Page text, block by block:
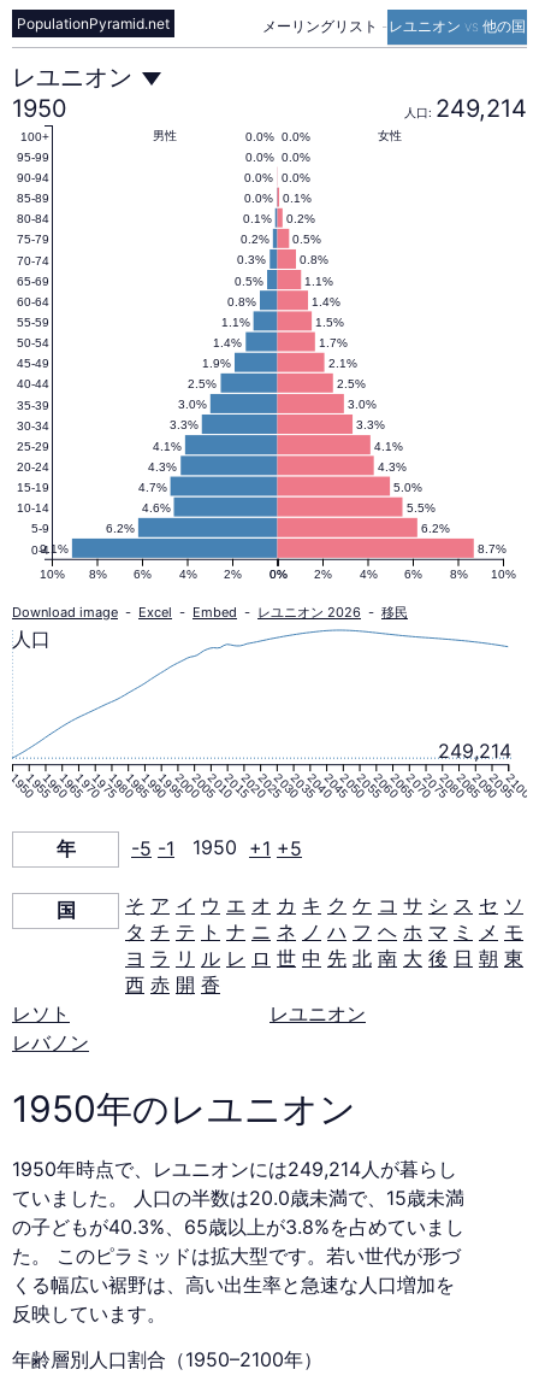
メーリングリスト - レユニオン vs 他の国
PopulationPyramid.net
レ
ユ
ニ
オ
ン
の
人
口
ピ
ラ
ミ
ッ
ド
1950
年
レユニオン
1950
人口: 249,214
8.7%
9.1%
6.2%
6.2%
5.5%
4.6%
5.0%
4.7%
4.3%
4.3%
4.1%
4.1%
3.3%
3.3%
3.0%
3.0%
2.5%
2.5%
2.1%
1.9%
1.7%
1.4%
1.5%
1.1%
1.4%
0.8%
1.1%
0.5%
0.8%
0.3%
0.5%
0.2%
0.2%
0.1%
0.1%
0.0%
0.0%
0.0%
0.0%
0.0%
0.0%
0.0% 女性
男性
0% 2% 4% 6% 8% 10%
10% 8% 6% 4% 2% 0%
0-4
5-9
10-14
15-19
20-24
25-29
30-34
35-39
40-44
45-49
50-54
55-59
60-64
65-69
70-74
75-79
80-84
85-89
90-94
95-99
100+
Download image - Excel - Embed - レユニオン 2026 - 移民
1950195519601965197019751980198519901995200020052010201520202025203020352040204520502055206020652070207520802085209020952100
249,214
人口
年 -5 -1 1950 +1 +5
国 そ ア イ ウ エ オ カ キ ク ケ コ サ シ ス セ ソ
タ チ テ ト ナ ニ ネ ノ ハ フ ヘ ホ マ ミ メ モ
ヨ ラ リ ル レ ロ 世 中 先 北 南 大 後 日 朝 東
西 赤 開 香
レソト
レバノン
レユニオン
1950年のレユニオン
1950年時点で、レユニオンには249,214人が暮らし
ていました。 人口の半数は20.0歳未満で、15歳未満
の子どもが40.3%、65歳以上が3.8%を占めていまし
た。 このピラミッドは拡大型です。若い世代が形づ
くる幅広い裾野は、高い出生率と急速な人口増加を
反映しています。
年齢層別人口割合（1950–2100年）